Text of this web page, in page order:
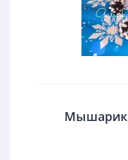
Мышарик